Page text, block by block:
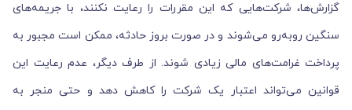
گزارش‌ها، شرکت‌هایی که این مقررات را رعایت نکنند، با جریمه‌های
سنگین روبه‌رو می‌شوند و در صورت بروز حادثه، ممکن است مجبور به
پرداخت غرامت‌های مالی زیادی شوند. از طرف دیگر، عدم رعایت این
قوانین می‌تواند اعتبار یک شرکت را کاهش دهد و حتی منجر به